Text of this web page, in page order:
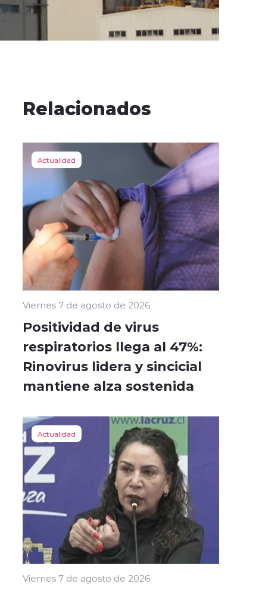
Relacionados
Actualidad
Viernes 7 de agosto de 2026
Positividad de virus
respiratorios llega al 47%:
Rinovirus lidera y sincicial
mantiene alza sostenida
Actualidad
Viernes 7 de agosto de 2026